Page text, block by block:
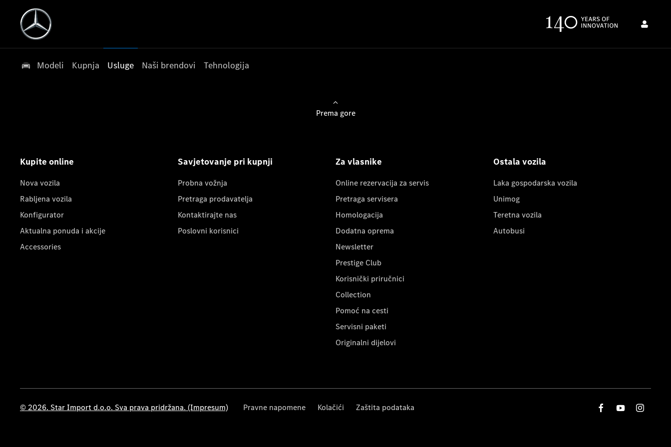
Modeli Kupnja Usluge Naši brendovi Tehnologija
Prema gore
Kupite online
Nova vozila
Rabljena vozila
Konfigurator
Aktualna ponuda i akcije
Accessories
Savjetovanje pri kupnji
Probna vožnja
Pretraga prodavatelja
Kontaktirajte nas
Poslovni korisnici
Za vlasnike
Online rezervacija za servis
Pretraga servisera
Homologacija
Dodatna oprema
Newsletter
Prestige Club
Korisnički priručnici
Collection
Pomoć na cesti
Servisni paketi
Originalni dijelovi
Ostala vozila
Laka gospodarska vozila
Unimog
Teretna vozila
Autobusi
© 2026. Star Import d.o.o. Sva prava pridržana. (Impresum) Pravne napomene Kolačići Zaštita podataka